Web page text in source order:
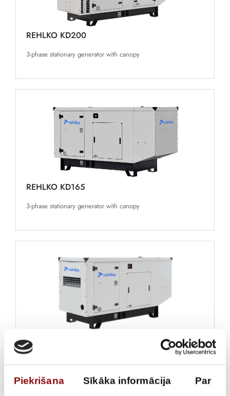
Piekrišana Sīkāka informācija Par
REHLKO KD200
3-phase stationary generator with canopy
REHLKO KD165
3-phase stationary generator with canopy
REHLKO KD130